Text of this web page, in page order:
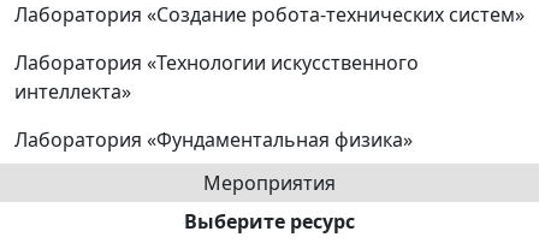
Лаборатория «Создание робота-технических систем»
Лаборатория «Технологии искусственного
интеллекта»
Лаборатория «Фундаментальная физика»
Мероприятия
Выберите ресурс